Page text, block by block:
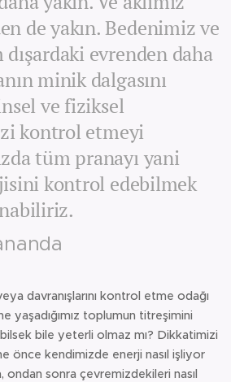
de yakın. Bedenimiz ve
dışardaki evrenden daha
minik dalgasını
ve fiziksel
kontrol etmeyi
tüm pranayı yani
kontrol edebilmek
davranışlarını kontrol etme odağı
yaşadığımız toplumun titreşimini
bile yeterli olmaz mı? Dikkatimizi
önce kendimizde enerji nasıl işliyor
ondan sonra çevremizdekileri nasıl